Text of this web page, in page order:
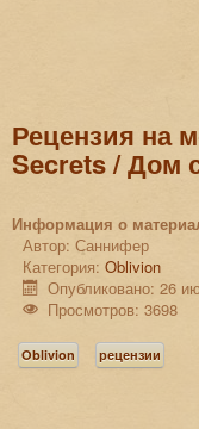
Рецензия на
Secrets / Дом
Информация о
Автор: Саннифер
Категория: Oblivion
Опубликовано: 26
Просмотров: 3698
Oblivion рецензии